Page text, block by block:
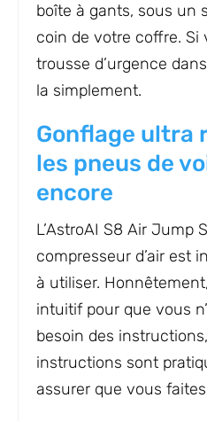
boîte à gants, sous un
coin de votre coffre. Si
trousse d’urgence
la simplement.
Gonflage ultra
les pneus de
encore
L’AstroAI S8 Air Jump
compresseur d’air est
à utiliser.
intuitif pour que vous
besoin des
instructions sont
assurer que vous